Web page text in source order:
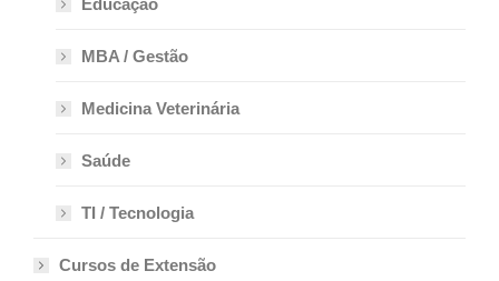
Educação
MBA / Gestão
Medicina Veterinária
Saúde
TI / Tecnologia
Cursos de Extensão